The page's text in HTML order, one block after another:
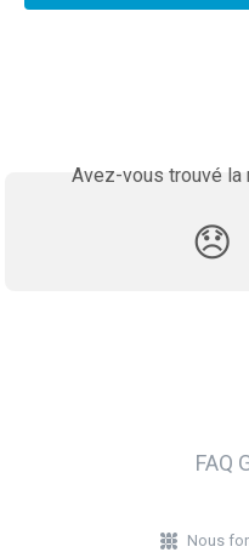
Avez-vous trouvé la
😞
FAQ
Nous